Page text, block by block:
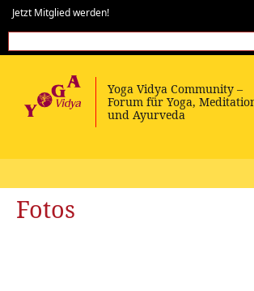
Jetzt Mitglied werden!
Fotos